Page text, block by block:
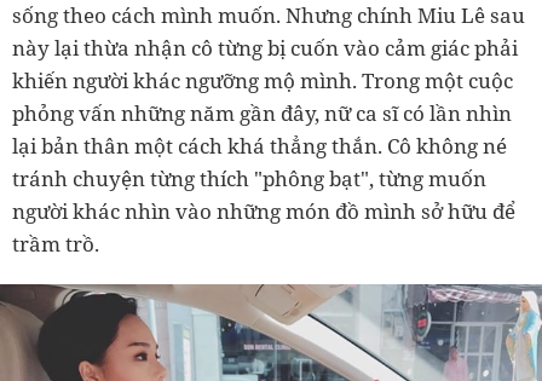
sống theo cách mình muốn. Nhưng chính Miu Lê sau
này lại thừa nhận cô từng bị cuốn vào cảm giác phải
khiến người khác ngưỡng mộ mình. Trong một cuộc
phỏng vấn những năm gần đây, nữ ca sĩ có lần nhìn
lại bản thân một cách khá thẳng thắn. Cô không né
tránh chuyện từng thích "phông bạt", từng muốn
người khác nhìn vào những món đồ mình sở hữu để
trầm trồ.